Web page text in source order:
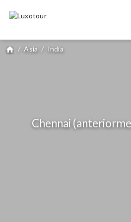
home / Asia / India
Chennai